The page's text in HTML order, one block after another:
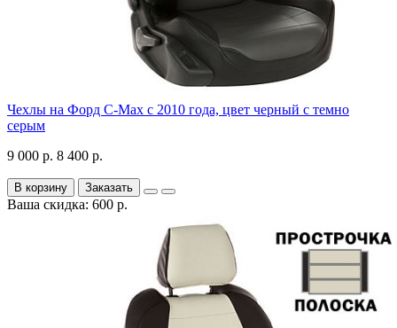
Чехлы на Форд C-Max с 2010 года, цвет черный с темно
серым
9 000 р. 8 400 р.
В корзину Заказать
Ваша скидка: 600 р.